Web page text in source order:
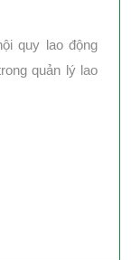
quy lao động
quản lý lao